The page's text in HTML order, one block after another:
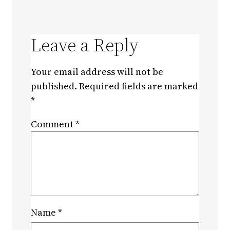
Leave a Reply
Your email address will not be
published. Required fields are marked
*
Comment*
Name *